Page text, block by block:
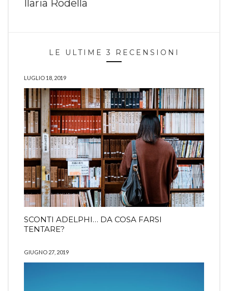
Ilaria Rodella
LE ULTIME 3 RECENSIONI
LUGLIO 18, 2019
SCONTI ADELPHI… DA COSA FARSI
TENTARE?
GIUGNO 27, 2019